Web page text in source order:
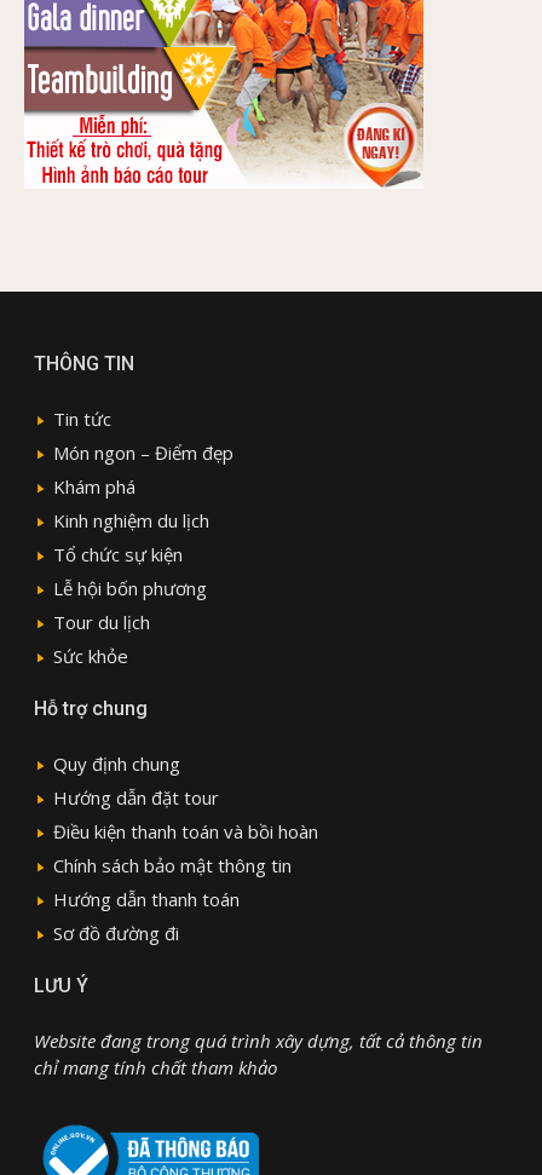
THÔNG TIN
Tin tức
Món ngon – Điểm đẹp
Khám phá
Kinh nghiệm du lịch
Tổ chức sự kiện
Lễ hội bốn phương
Tour du lịch
Sức khỏe
Hỗ trợ chung
Quy định chung
Hướng dẫn đặt tour
Điều kiện thanh toán và bồi hoàn
Chính sách bảo mật thông tin
Hướng dẫn thanh toán
Sơ đồ đường đi
LƯU Ý
Website đang trong quá trình xây dựng, tất cả thông tin
chỉ mang tính chất tham khảo